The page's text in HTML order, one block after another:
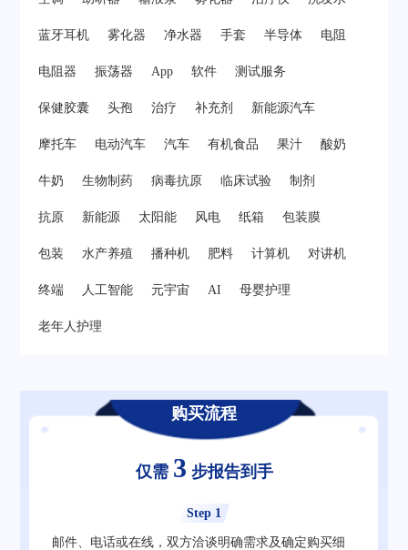
蓝牙耳机 雾化器 净水器 手套 半导体 电阻
电阻器 振荡器 App 软件 测试服务
保健胶囊 头孢 治疗 补充剂 新能源汽车
摩托车 电动汽车 汽车 有机食品 果汁 酸奶
牛奶 生物制药 病毒抗原 临床试验 制剂
抗原 新能源 太阳能 风电 纸箱 包装膜
包装 水产养殖 播种机 肥料 计算机 对讲机
终端 人工智能 元宇宙 AI 母婴护理
老年人护理
购买流程
仅需 3 步报告到手
Step 1
邮件、电话或在线，双方洽谈明确需求及确定购买细